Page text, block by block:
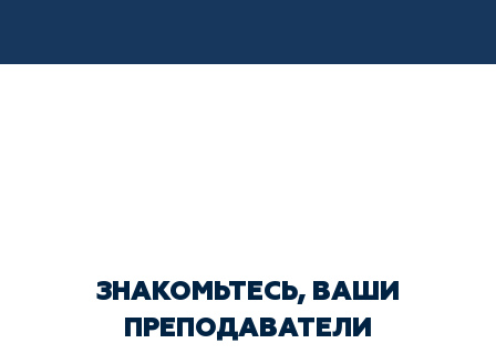
ЗНАКОМЬТЕСЬ, ВАШИ
ПРЕПОДАВАТЕЛИ